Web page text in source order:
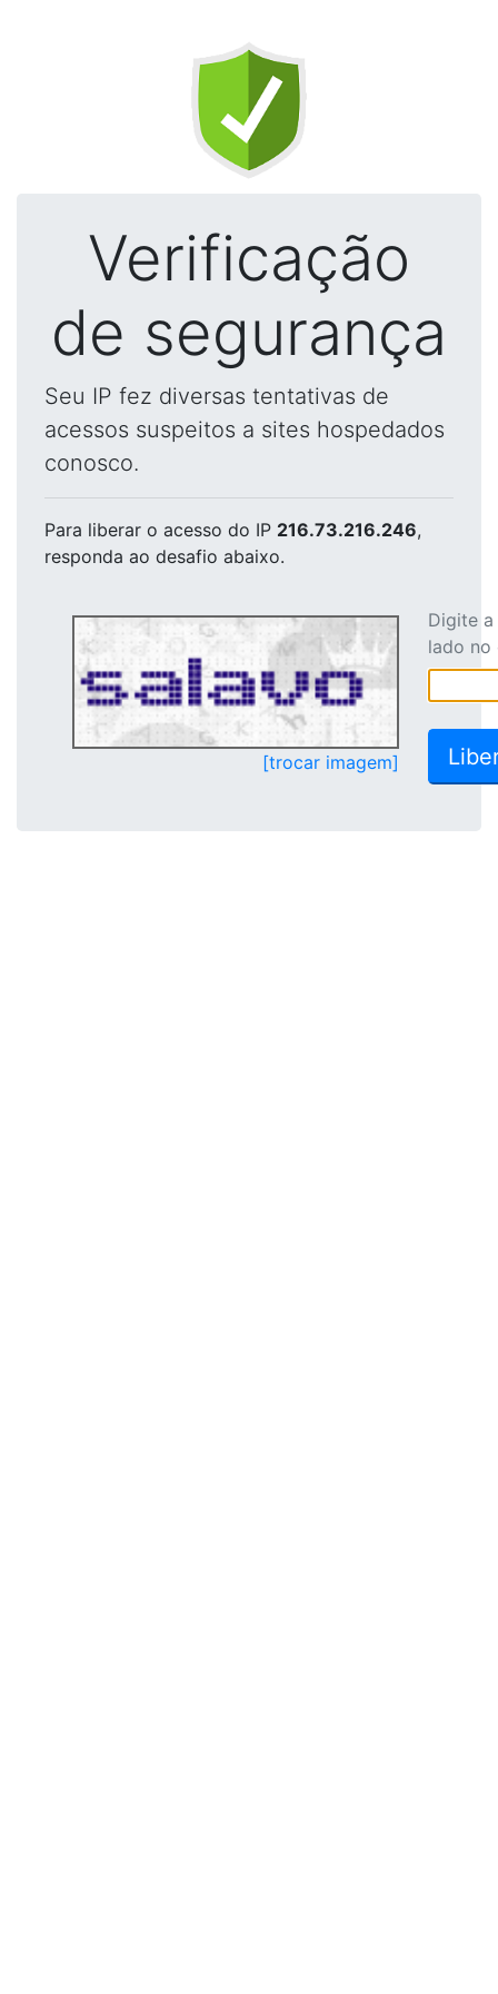
Verificação
de segurança
Seu IP fez diversas tentativas de
acessos suspeitos a sites hospedados
conosco.
Para liberar o acesso do IP 216.73.216.246,
responda ao desafio abaixo.
[trocar imagem]
Digite
lado no